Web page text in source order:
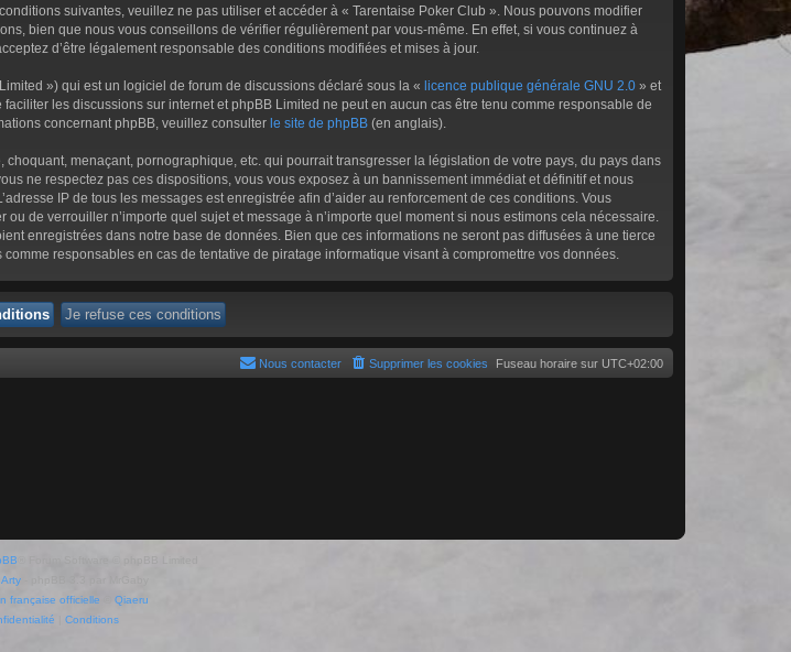
suivantes, veuillez ne pas utiliser et accéder à « Tarentaise Poker Club ». Nous pouvons modifier
bien que nous vous conseillons de vérifier régulièrement par vous-même. En effet, si vous continuez à
d’être légalement responsable des conditions modifiées et mises à jour.
») qui est un logiciel de forum de discussions déclaré sous la « licence publique générale GNU 2.0 » et
les discussions sur internet et phpBB Limited ne peut en aucun cas être tenu comme responsable de
concernant phpBB, veuillez consulter le site de phpBB (en anglais).
menaçant, pornographique, etc. qui pourrait transgresser la législation de votre pays, du pays dans
ne respectez pas ces dispositions, vous vous exposez à un bannissement immédiat et définitif et nous
IP de tous les messages est enregistrée afin d’aider au renforcement de ces conditions. Vous
de verrouiller n’importe quel sujet et message à n’importe quel moment si nous estimons cela nécessaire.
enregistrées dans notre base de données. Bien que ces informations ne seront pas diffusées à une tierce
responsables en cas de tentative de piratage informatique visant à compromettre vos données.
Fuseau horaire sur UTC+02:00
Supprimer les cookies
Nous contacter
Arty
française officielle
Qiaeru
Conditions